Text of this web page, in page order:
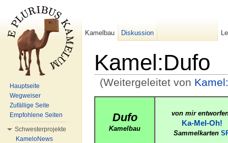
Kamel:Dufo
(Weitergeleitet von
Dufo
Kamelbau
von mir
Ka-Mel-Oh!
Sammelkarten
Kamelbau Diskussion
Hauptseite
Wegweiser
Zufällige Seite
Empfohlene Seiten
Schwesterprojekte
KameloNews